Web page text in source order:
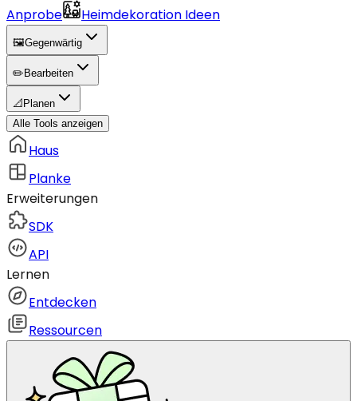
Anprobe
Heimdekoration Ideen
🖼️Gegenwärtig
✏️ Bearbeiten
📐 Planen
Alle Tools anzeigen
Haus
Planke
Erweiterungen
SDK
API
Lernen
Entdecken
Ressourcen